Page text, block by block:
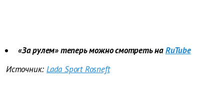
«За рулем» теперь можно смотреть наRuTube
Источник: Lada Sport Rosneft